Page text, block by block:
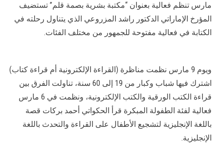
مارس تنظم فعالية بعنوان “مكتبة بشرية بصمة قلم” تستضيف
المؤرخ الإماراتي الدكتور راشد المزروعي الذي يتناول رحلته في
الكتابة في فعالية مفتوحة للجمهور من مختلف الفئات.
ويوم 9 مارس نظمت مناظرة (القراءة الإلكترونية أم قراءة كتاب)
اشترك فيها شباب وكبار من 19 إلى 60 سنة، تناولت الفرق بين
قراءة الكتب الورقية والكتب الإلكترونية، ونظمت في 6 مارس
فعالية لفئة الطفولة المبكرة قرأ الحكواتي أحمد بركات قصة
باللغة الإنجليزية لتشجيع الأطفال على القراءة والتحدث باللغة
الإنجليزية.